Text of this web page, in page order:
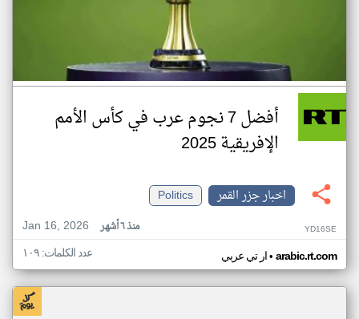
أفضل 7 نجوم عرب في كأس الأمم
الإفريقية 2025
اخبار جزر القمر
Politics
Jan 16, 2026
منذ ٦ أشهر YD16SE
ار تي عربي• arabic.rt.com عدد الكلمات: ١٠٩